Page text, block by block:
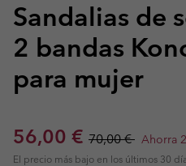
Sandalias de
2 bandas
para mujer
Sale price:
56,00 € Regular price:
70,00 € Ahorra
El precio más bajo en los últimos 30